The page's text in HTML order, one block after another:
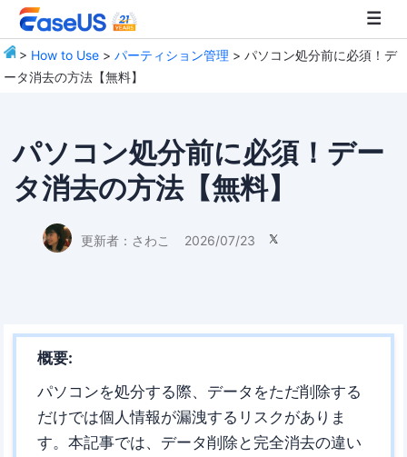
> How to Use >パーティション管理 > パソコン処分前に必須！デ
ータ消去の方法【無料】
パソコン処分前に必須！デー
タ消去の方法【無料】
更新者： さわこ 2026/07/23 
概要:
パソコンを処分する際、データをただ削除する
だけでは個人情報が漏洩するリスクがありま
す。本記事では、データ削除と完全消去の違い